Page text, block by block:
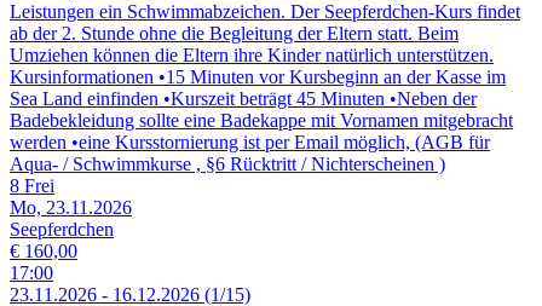
Leistungen ein Schwimmabzeichen. Der Seepferdchen-Kurs findet
ab der 2. Stunde ohne die Begleitung der Eltern statt. Beim
Umziehen können die Eltern ihre Kinder natürlich unterstützen.
Kursinformationen •15 Minuten vor Kursbeginn an der Kasse im
Sea Land einfinden •Kurszeit beträgt 45 Minuten •Neben der
Badebekleidung sollte eine Badekappe mit Vornamen mitgebracht
werden •eine Kursstornierung ist per Email möglich, (AGB für
Aqua- / Schwimmkurse , §6 Rücktritt / Nichterscheinen )
8 Frei
Mo, 23.11.2026
Seepferdchen
€ 160,00
17:00
23.11.2026 - 16.12.2026 (1/15)